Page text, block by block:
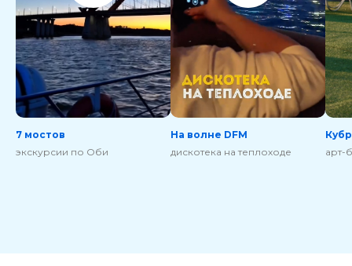
7 мостов
экскурсии по Оби
На волне DFM
дискотека на теплоходе
арт-